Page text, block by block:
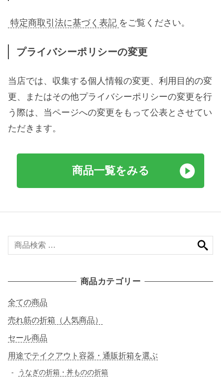
特定商取引法に基づく表記 をご覧ください。
プライバシーポリシーの変更
当店では、収集する個人情報の変更、利用目的の変
更、またはその他プライバシーポリシーの変更を行
う際は、当ページへの変更をもって公表とさせてい
ただきます。
商品一覧をみる
検
索
:
商品カテゴリー
全ての商品
売れ筋の折箱（人気商品）
セール商品
用途でテイクアウト容器・通販折箱を選ぶ
うなぎの折箱・丼ものの折箱